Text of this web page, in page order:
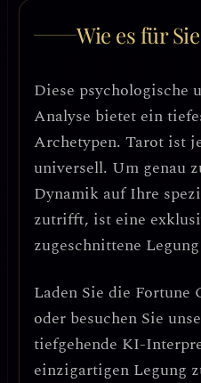
Wie es für
Diese psychologische
Analyse bietet ein
Archetypen. Tarot ist
universell. Um genau
Dynamik auf Ihre
zutrifft, ist eine
zugeschnittene
Laden Sie die Fortune
oder besuchen Sie
tiefgehende KI-
einzigartigen Legung